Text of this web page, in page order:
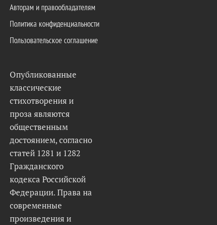
Авторам и правообладателям
Политика конфиденциальности
Пользовательское соглашение
Опубликованные
классические
стихотворения и
проза являются
общественным
достоянием, согласно
статей 1281 и 1282
Гражданского
кодекса Российской
Федерации. Права на
современные
произведения и